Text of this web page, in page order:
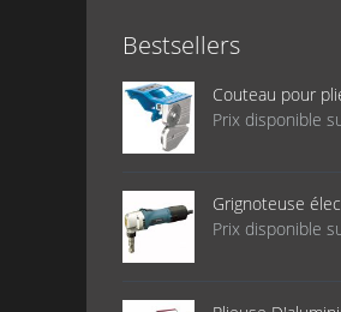
Bestsellers
Couteau pour
Prix disponible
Grignoteuse
Prix disponible